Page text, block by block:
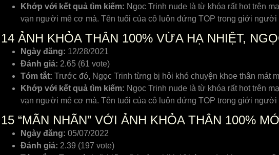
Khớp với kết quả tìm kiếm: Ngọc Trinh nude là từ khóa rất hot trên
vạn người mê cơ mà. Tên tuổi của cô luôn đứng TOP trong giới
14 ẢNH KHỎA THÂN 100% VỪA HẠ NHIỆT,
Ngày đăng: 12/28/2021
Đánh giá: 2.65 (61 vote)
Tóm tắt: Trước đó, Ngọc Trinh từng bị hỏi khó chuyện khoe thân mát
Khớp với kết quả tìm kiếm: Ngọc Trinh nude là từ khóa rất hot trên
vạn người mê cơ mà. Tên tuổi của cô luôn đứng TOP trong giới
15 “MÃN NHÃN” VỚI ẢNH KHỎA THÂN 100%
Ngày đăng: 05/07/2022
Đánh giá: 2.39 (197 vote)